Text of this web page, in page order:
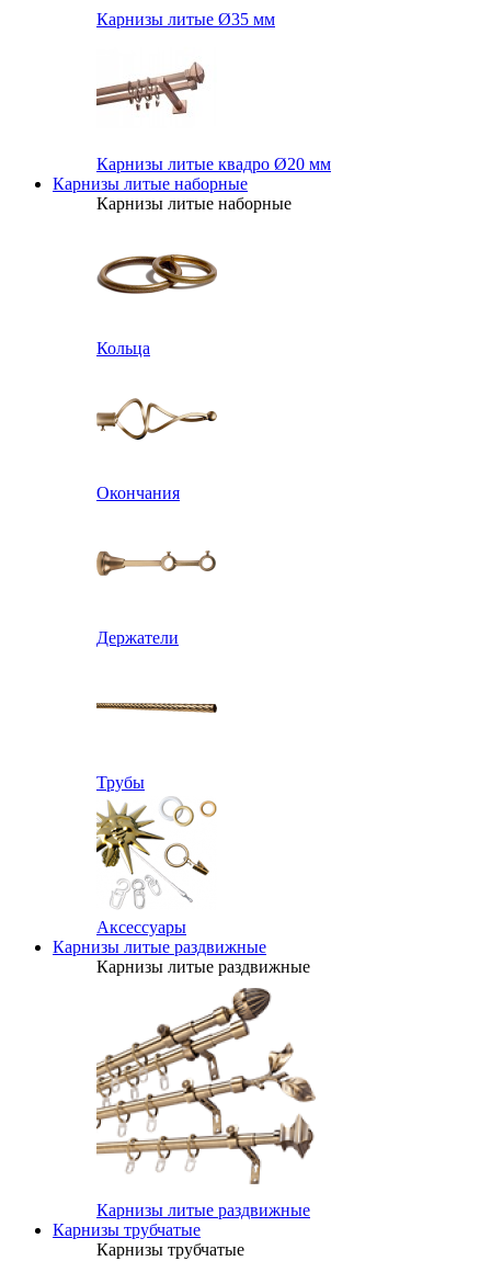
Карнизы литые Ø35 мм
Карнизы литые квадро Ø20 мм
Карнизы литые наборные
Карнизы литые наборные
Кольца
Окончания
Держатели
Трубы
Аксессуары
Карнизы литые раздвижные
Карнизы литые раздвижные
Карнизы литые раздвижные
Карнизы трубчатые
Карнизы трубчатые